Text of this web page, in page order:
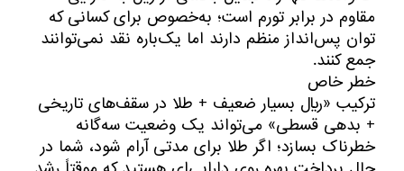
مقاوم در برابر تورم است؛ به‌خصوص برای کسانی که
توان پس‌انداز منظم دارند اما یک‌باره نقد نمی‌توانند
جمع کنند.
خطر خاص
ترکیب «ریال بسیار ضعیف + طلا در سقف‌های تاریخی
+ بدهی قسطی» می‌تواند یک وضعیت سه‌گانه
خطرناک بسازد؛ اگر طلا برای مدتی آرام شود، شما در